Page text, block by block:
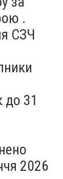
.
СЗЧ
до 31
2026